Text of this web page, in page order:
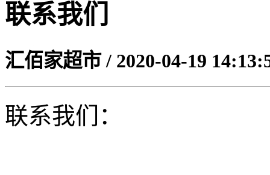
联系我们
汇佰家超市 / 2020-04-19
联系我们：